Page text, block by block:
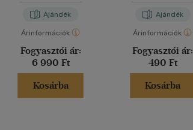
Ajándék
Árinformációk
Fogyasztói ár:
6 990 Ft
Kosárba
Ajándék
Árinformációk
Fogyasztói ár:
490 Ft
Kosárba